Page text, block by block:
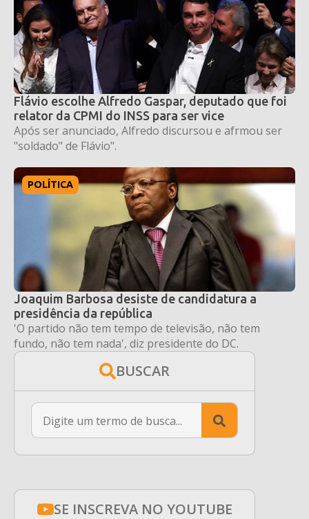
Flávio escolhe Alfredo Gaspar, deputado que foi
relator da CPMI do INSS para ser vice
Após ser anunciado, Alfredo discursou e afrmou ser
"soldado" de Flávio".
POLÍTICA
Joaquim Barbosa desiste de candidatura a
presidência da república
'O partido não tem tempo de televisão, não tem
fundo, não tem nada', diz presidente do DC.
BUSCAR
Search
SE INSCREVA NO YOUTUBE